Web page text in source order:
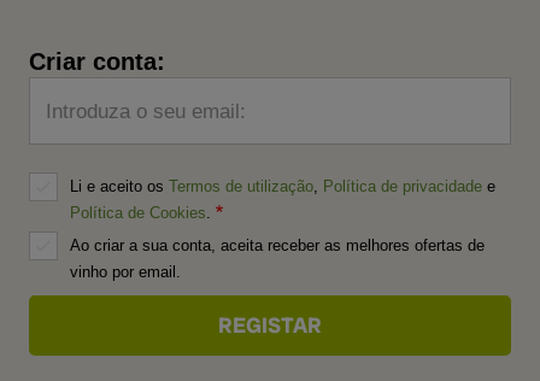
Criar conta:
Introduza o seu email:
Li e aceito os Termos de utilização Política de privacidade e
Política de Cookies
Ao criar a sua conta, aceita receber as melhores ofertas de
vinho por email.